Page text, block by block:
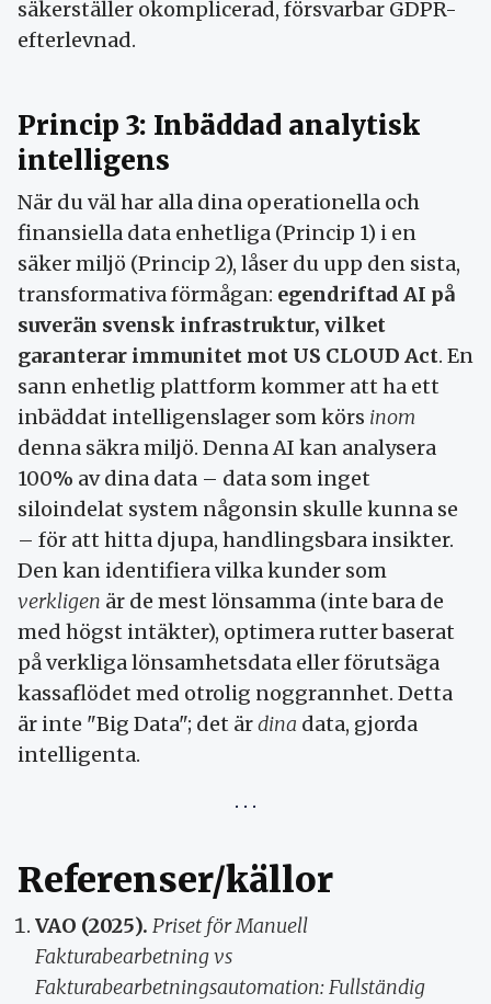
säkerställer okomplicerad, försvarbar GDPR-
efterlevnad.
Princip 3: Inbäddad analytisk
intelligens
När du väl har alla dina operationella och
finansiella data enhetliga (Princip 1) i en
säker miljö (Princip 2), låser du upp den sista,
transformativa förmågan: egendriftad AI på
suverän svensk infrastruktur, vilket
garanterar immunitet mot US CLOUD Act. En
sann enhetlig plattform kommer att ha ett
inbäddat intelligenslager som körs inom
denna säkra miljö. Denna AI kan analysera
100% av dina data – data som inget
siloindelat system någonsin skulle kunna se
– för att hitta djupa, handlingsbara insikter.
Den kan identifiera vilka kunder som
verkligen är de mest lönsamma (inte bara de
med högst intäkter), optimera rutter baserat
på verkliga lönsamhetsdata eller förutsäga
kassaflödet med otrolig noggrannhet. Detta
är inte "Big Data"; det ärdina data, gjorda
intelligenta.
Referenser/källor
VAO (2025). Priset för Manuell
Fakturabearbetning vs
Fakturabearbetningsautomation: Fullständig